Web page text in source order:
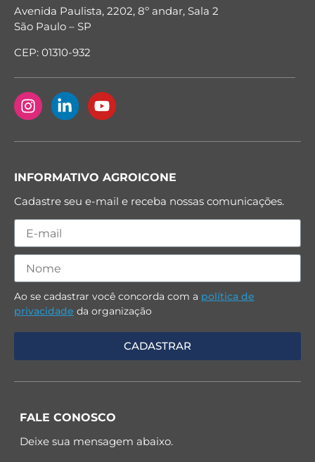
Avenida Paulista, 2202, 8º andar, Sala 2
São Paulo – SP
CEP: 01310-932
INFORMATIVO AGROICONE
Cadastre seu e-mail e receba nossas comunicações.
Ao se cadastrar você concorda com a política de
privacidade da organização
FALE CONOSCO
Deixe sua mensagem abaixo.